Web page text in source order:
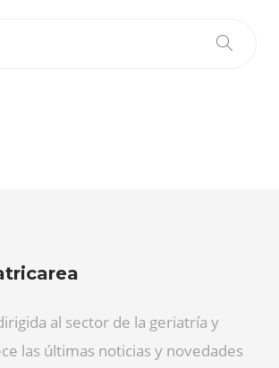
al sector de la geriatría y
las últimas noticias y novedades